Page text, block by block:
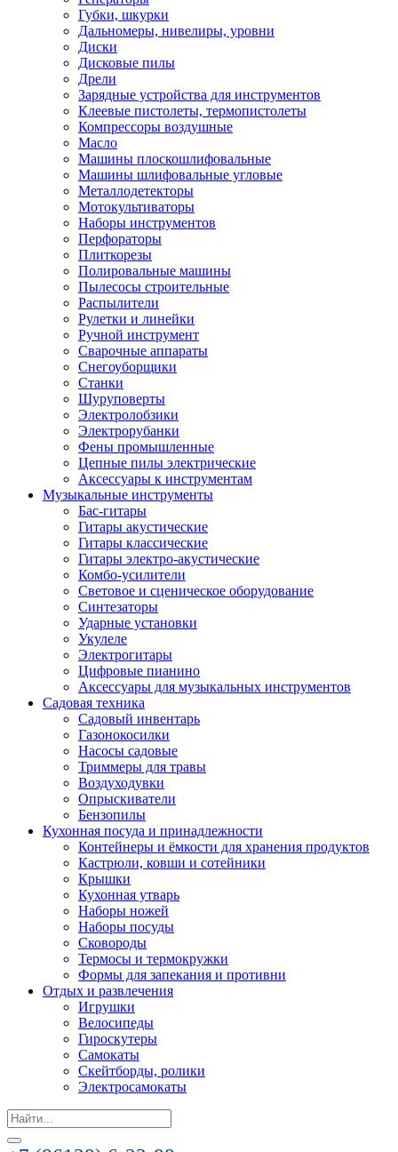
Губки, шкурки
Дальномеры, нивелиры, уровни
Диски
Дисковые пилы
Дрели
Зарядные устройства для инструментов
Клеевые пистолеты, термопистолеты
Компрессоры воздушные
Масло
Машины плоскошлифовальные
Машины шлифовальные угловые
Металлодетекторы
Мотокультиваторы
Наборы инструментов
Перфораторы
Плиткорезы
Полировальные машины
Пылесосы строительные
Распылители
Рулетки и линейки
Ручной инструмент
Сварочные аппараты
Снегоуборщики
Станки
Шуруповерты
Электролобзики
Электрорубанки
Фены промышленные
Цепные пилы электрические
Аксессуары к инструментам
Музыкальные инструменты
Бас-гитары
Гитары акустические
Гитары классические
Гитары электро-акустические
Комбо-усилители
Световое и сценическое оборудование
Синтезаторы
Ударные установки
Укулеле
Электрогитары
Цифровые пианино
Аксессуары для музыкальных инструментов
Садовая техника
Садовый инвентарь
Газонокосилки
Насосы садовые
Триммеры для травы
Воздуходувки
Опрыскиватели
Бензопилы
Кухонная посуда и принадлежности
Контейнеры и ёмкости для хранения продуктов
Кастрюли, ковши и сотейники
Крышки
Кухонная утварь
Наборы ножей
Наборы посуды
Сковороды
Термосы и термокружки
Формы для запекания и противни
Отдых и развлечения
Игрушки
Велосипеды
Гироскутеры
Самокаты
Скейтборды, ролики
Электросамокаты
Search
for: